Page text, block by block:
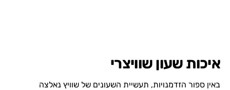
איכות שעון שוויצרי
באין ספור הזדמנויות, תעשיית השעונים של שוויץ נאלצה